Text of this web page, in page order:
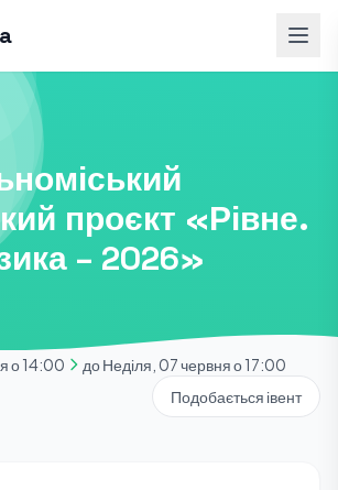
проєкт «Рівне.
– 2026»
о 14:00
до Неділя, 07 червня о 17:00
Подобається івент